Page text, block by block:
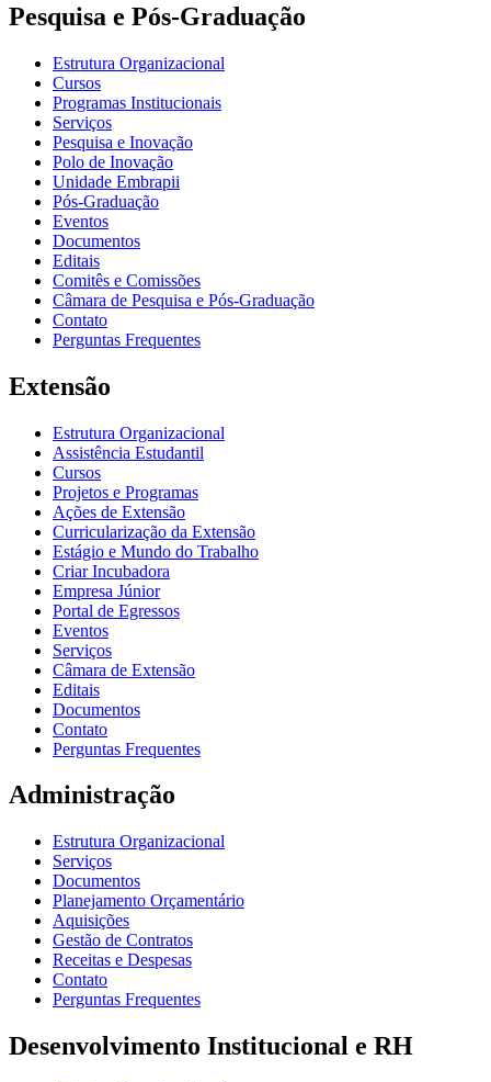
Pesquisa e Pós-Graduação
Estrutura Organizacional
Cursos
Programas Institucionais
Serviços
Pesquisa e Inovação
Polo de Inovação
Unidade Embrapii
Pós-Graduação
Eventos
Documentos
Editais
Comitês e Comissões
Câmara de Pesquisa e Pós-Graduação
Contato
Perguntas Frequentes
Extensão
Estrutura Organizacional
Assistência Estudantil
Cursos
Projetos e Programas
Ações de Extensão
Curricularização da Extensão
Estágio e Mundo do Trabalho
Criar Incubadora
Empresa Júnior
Portal de Egressos
Eventos
Serviços
Câmara de Extensão
Editais
Documentos
Contato
Perguntas Frequentes
Administração
Estrutura Organizacional
Serviços
Documentos
Planejamento Orçamentário
Aquisições
Gestão de Contratos
Receitas e Despesas
Contato
Perguntas Frequentes
Desenvolvimento Institucional e RH